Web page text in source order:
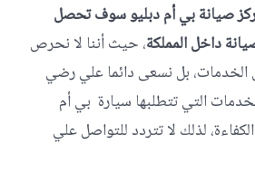
صيانة بي أم دبليو سوف تحصل
داخل المملكة، حيث أننا لا نحرص
بل نسعى دائما علي رضي
التي تتطلبها سيارة بي أم
لذلك لا تتردد للتواصل علي